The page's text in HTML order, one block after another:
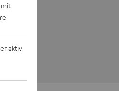
mit
aktiv